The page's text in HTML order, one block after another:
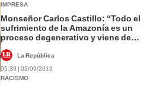
IMPRESA
Monseñor Carlos Castillo: “Todo el
sufrimiento de la Amazonía es un
proceso degenerativo y viene de
La República
05:39 | 02/09/2019
RACISMO